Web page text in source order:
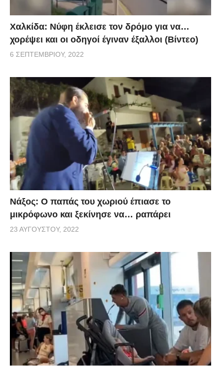
Χαλκίδα: Νύφη έκλεισε τον δρόμο για να…
χορέψει και οι οδηγοί έγιναν έξαλλοι (Βίντεο)
6 ΣΕΠΤΕΜΒΡΊΟΥ, 2022
Νάξος: Ο παπάς του χωριού έπιασε το
μικρόφωνο και ξεκίνησε να… ραπάρει
23 ΑΥΓΟΎΣΤΟΥ, 2022